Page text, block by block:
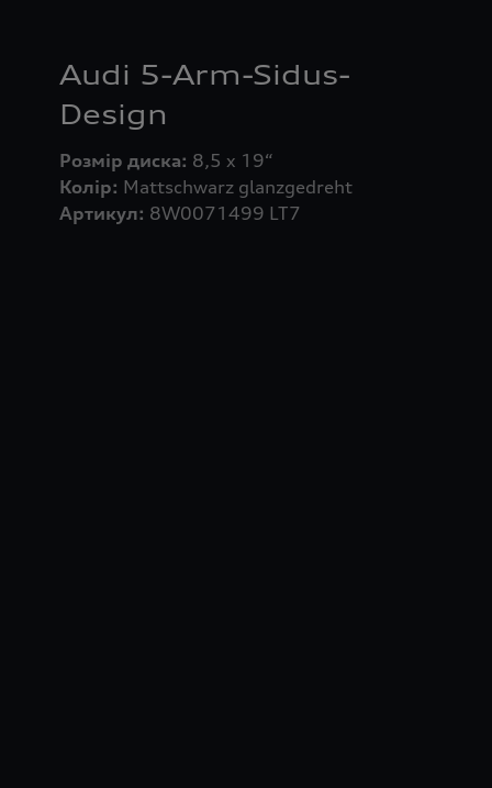
Audi 5-Arm-Sidus-
Design
Розмір диска:
Колір:
Mattschwarz glanzgedreht
Артикул: 8W0071499 LT7